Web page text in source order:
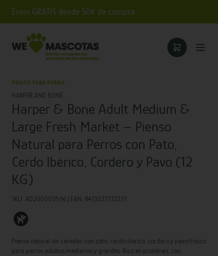
Envío GRATIS desde 50€ de compra
PIENSO PARA PERRO
HARPER AND BONE
Harper & Bone Adult Medium &
Large Fresh Market – Pienso
Natural para Perros con Pato,
Cerdo Ibérico, Cordero y Pavo (12
KG)
SKU: AD200003596 | EAN: 8413037372231
Pienso natural sin cereales con pato, cerdo ibérico, cordero y pavo fresco
para perros adultos medianos y grandes. Rico en proteínas, con